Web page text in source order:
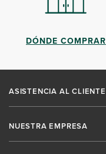
DÓNDE COMPRAR
ASISTENCIA AL CLIENTE
NUESTRA EMPRESA